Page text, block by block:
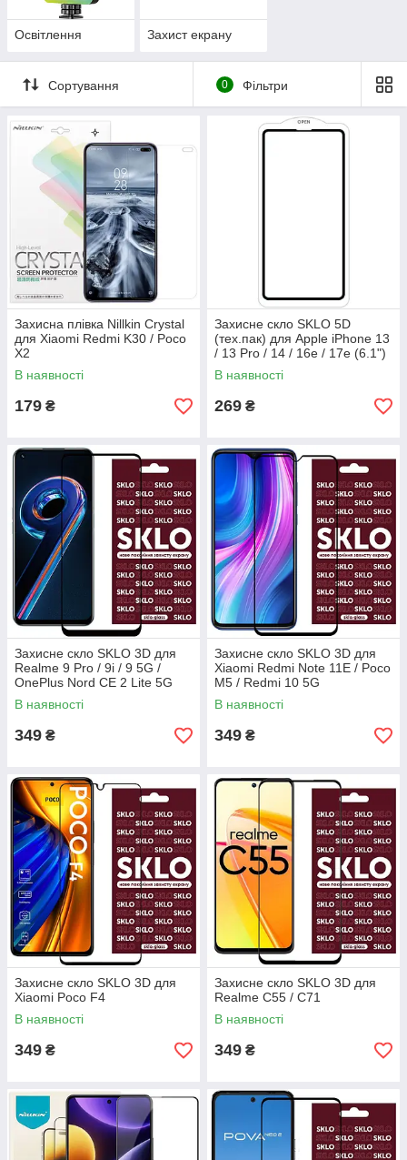
Освітлення Захист екрану
Сортування 0 Фільтри
Захисна плівка Nillkin Crystal
для Xiaomi Redmi K30 / Poco
X2
В наявності
179 ₴
Захисне скло SKLO 5D
(тех.пак) для Apple iPhone 13
/ 13 Pro / 14 / 16e / 17e (6.1")
В наявності
269 ₴
Захисне скло SKLO 3D для
Realme 9 Pro / 9i / 9 5G /
OnePlus Nord CE 2 Lite 5G
В наявності
349 ₴
Захисне скло SKLO 3D для
Xiaomi Redmi Note 11E / Poco
M5 / Redmi 10 5G
В наявності
349 ₴
Захисне скло SKLO 3D для
Xiaomi Poco F4
В наявності
349 ₴
Захисне скло SKLO 3D для
Realme C55 / C71
В наявності
349 ₴